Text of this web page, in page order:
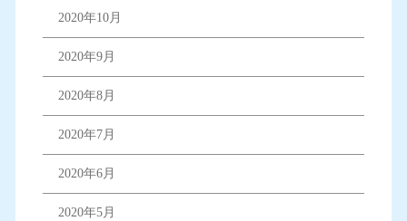
2020年10月
2020年9月
2020年8月
2020年7月
2020年6月
2020年5月